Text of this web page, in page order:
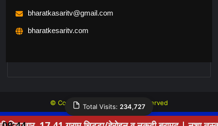
bharatkasaritv@gmail.com
bharatkesaritv.com
© Copyright 2026, All Rights Reserved
Total Visits: 234,727
Website Design By Mytesta.com +91 8809666000